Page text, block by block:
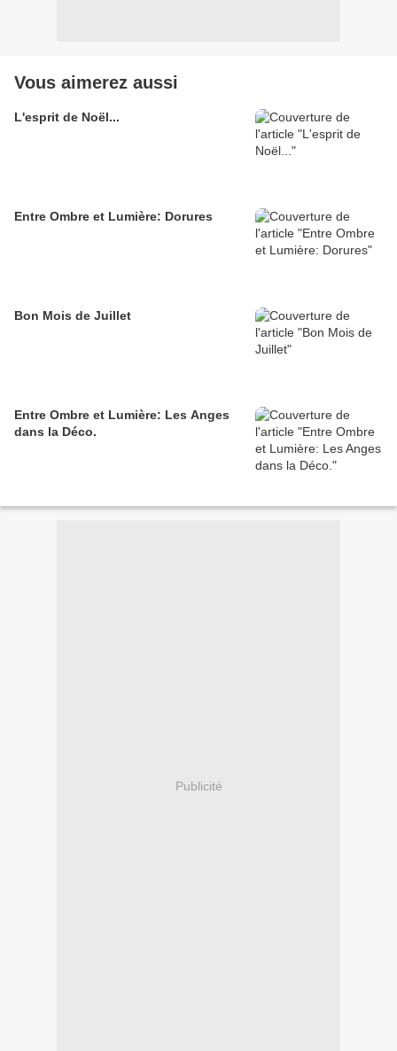
Vous aimerez aussi
L'esprit de Noël...
Entre Ombre et Lumière: Dorures
Bon Mois de Juillet
Entre Ombre et Lumière: Les Anges
dans la Déco.
Publicité